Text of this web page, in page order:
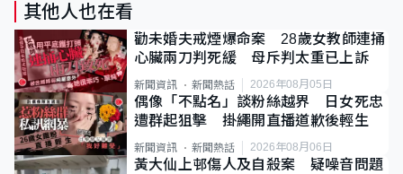
其他人也在看
勸未婚夫戒煙爆命案 28歲女教師連捅
心臟兩刀判死緩 母斥判太重已上訴
新聞資訊 新聞熱話 2026年08月05日
偶像「不點名」談粉絲越界 日女死忠
遭群起狙擊 掛繩開直播道歉後輕生
新聞資訊 新聞熱話 2026年08月06日
黃大仙上邨傷人及自殺案 疑噪音問題